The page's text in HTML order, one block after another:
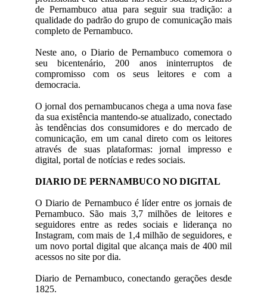
de Pernambuco atua para seguir sua tradição: a
qualidade do padrão do grupo de comunicação mais
completo de Pernambuco.
Neste ano, o Diario de Pernambuco comemora o
seu bicentenário, 200 anos ininterruptos de
compromisso com os seus leitores e com a
democracia.
O jornal dos pernambucanos chega a uma nova fase
da sua existência mantendo-se atualizado, conectado
às tendências dos consumidores e do mercado de
comunicação, em um canal direto com os leitores
através de suas plataformas: jornal impresso e
digital, portal de notícias e redes sociais.
DIARIO DE PERNAMBUCO NO DIGITAL
O Diario de Pernambuco é líder entre os jornais de
Pernambuco. São mais 3,7 milhões de leitores e
seguidores entre as redes sociais e liderança no
Instagram, com mais de 1,4 milhão de seguidores, e
um novo portal digital que alcança mais de 400 mil
acessos no site por dia.
Diario de Pernambuco, conectando gerações desde
1825.